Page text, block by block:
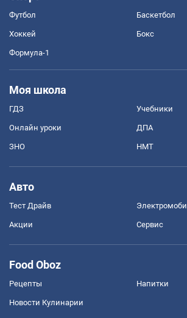
Футбол Баскетбол
Хоккей Бокс
Формула-1
Моя школа
ГДЗ Учебники
Онлайн уроки ДПА
ЗНО НМТ
Авто
Тест Драйв
Акции Сервис
Food Oboz
Рецепты Напитки
Новости Кулинарии